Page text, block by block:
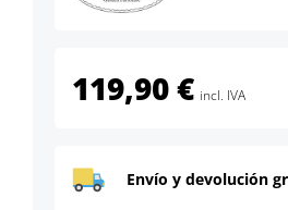
119,90 € incl. IVA
Envío y devolución